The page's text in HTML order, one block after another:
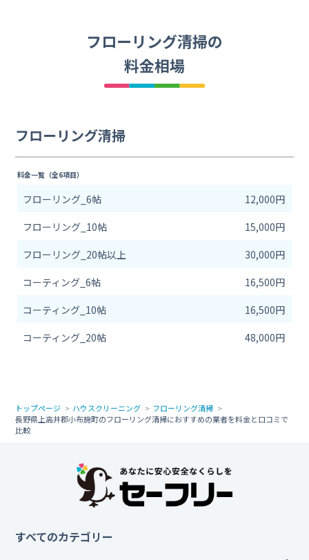
フローリング清掃の
料金相場
フローリング清掃
料金一覧（全6項目）
フローリング_6帖
12,000円
フローリング_10帖
15,000円
フローリング_20帖以上
30,000円
コーティング_6帖
16,500円
コーティング_10帖
16,500円
コーティング_20帖
48,000円
トップページ ハウスクリーニング
フローリング清掃
長野県上高井郡小布施町のフローリング清掃におすすめの業者を料金と口コミで
比較
すべてのカテゴリー